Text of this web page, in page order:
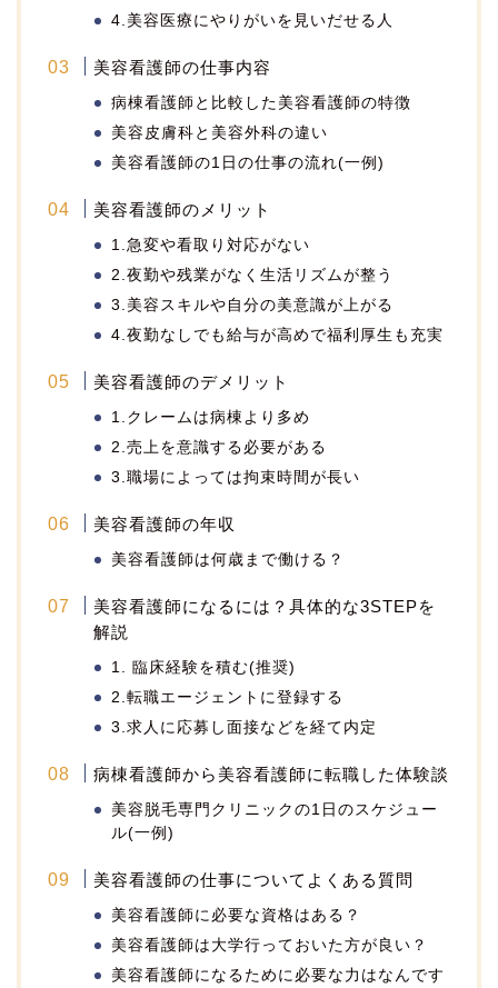
4.美容医療にやりがいを見いだせる人
美容看護師の仕事内容
病棟看護師と比較した美容看護師の特徴
美容皮膚科と美容外科の違い
美容看護師の1日の仕事の流れ(一例)
美容看護師のメリット
1.急変や看取り対応がない
2.夜勤や残業がなく生活リズムが整う
3.美容スキルや自分の美意識が上がる
4.夜勤なしでも給与が高めで福利厚生も充実
美容看護師のデメリット
1.クレームは病棟より多め
2.売上を意識する必要がある
3.職場によっては拘束時間が長い
美容看護師の年収
美容看護師は何歳まで働ける？
美容看護師になるには？具体的な3STEPを
解説
1. 臨床経験を積む(推奨)
2.転職エージェントに登録する
3.求人に応募し面接などを経て内定
病棟看護師から美容看護師に転職した体験談
美容脱毛専門クリニックの1日のスケジュー
ル(一例)
美容看護師の仕事についてよくある質問
美容看護師に必要な資格はある？
美容看護師は大学行っておいた方が良い？
美容看護師になるために必要な力はなんです